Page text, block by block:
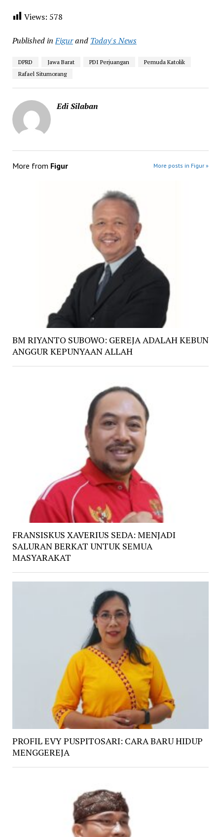
Views: 578
Published in Figurand Today's News
DPRD Jawa Barat PDI Perjuangan
Pemuda Katolik
Rafael Situmorang
Edi Silaban
More from Figur More posts in Figur »
BM RIYANTO SUBOWO: GEREJA ADALAH KEBUN
ANGGUR KEPUNYAAN ALLAH
FRANSISKUS XAVERIUS SEDA: MENJADI
SALURAN BERKAT UNTUK SEMUA
MASYARAKAT
PROFIL EVY PUSPITOSARI: CARA BARU HIDUP
MENGGEREJA